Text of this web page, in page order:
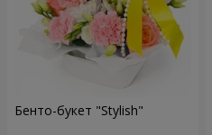
Бенто-букет "Stylish"